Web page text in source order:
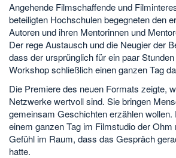
Angehende Filmschaffende und
beteiligten Hochschulen begegneten den
Autoren und ihren Mentorinnen und
Der rege Austausch und die Neugier der
dass der ursprünglich für ein paar
Workshop schließlich einen ganzen Tag
Die Premiere des neuen Formats zeigte,
Netzwerke wertvoll sind. Sie bringen
gemeinsam Geschichten erzählen
einem ganzen Tag im Filmstudio der
Gefühl im Raum, dass das Gespräch
hatte.